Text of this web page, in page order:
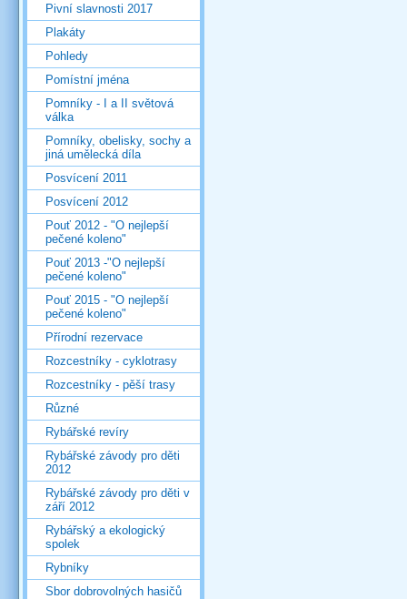
Pivní slavnosti 2017
Plakáty
Pohledy
Pomístní jména
Pomníky - I a II světová
válka
Pomníky, obelisky, sochy a
jiná umělecká díla
Posvícení 2011
Posvícení 2012
Pouť 2012 - "O nejlepší
pečené koleno"
Pouť 2013 -"O nejlepší
pečené koleno"
Pouť 2015 - "O nejlepší
pečené koleno"
Přírodní rezervace
Rozcestníky - cyklotrasy
Rozcestníky - pěší trasy
Různé
Rybářské revíry
Rybářské závody pro děti
2012
Rybářské závody pro děti v
září 2012
Rybářský a ekologický
spolek
Rybníky
Sbor dobrovolných hasičů